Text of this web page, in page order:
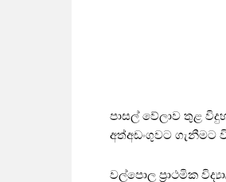
පාසල් වේලාව තුළ
අත්අඩංගුවට ගැනීමට
වල්පොල ප්‍රාථමික